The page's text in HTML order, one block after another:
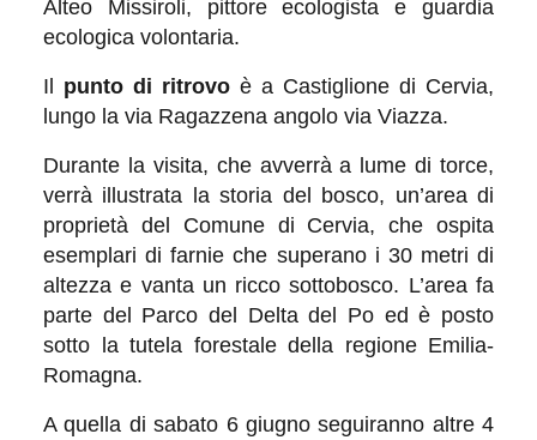
Alteo Missiroli, pittore ecologista e guardia
ecologica volontaria.
Il punto di ritrovo è a Castiglione di Cervia,
lungo la via Ragazzena angolo via Viazza.
Durante la visita, che avverrà a lume di torce,
verrà illustrata la storia del bosco, un’area di
proprietà del Comune di Cervia, che ospita
esemplari di farnie che superano i 30 metri di
altezza e vanta un ricco sottobosco. L’area fa
parte del Parco del Delta del Po ed è posto
sotto la tutela forestale della regione Emilia-
Romagna.
A quella di sabato 6 giugno seguiranno altre 4